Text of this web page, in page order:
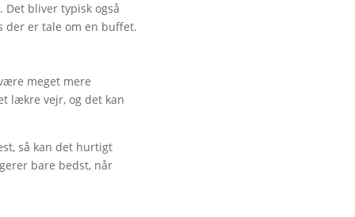
bliver typisk også
der er tale om en buffet.
meget mere
lækre vejr, og det kan
så kan det hurtigt
bare bedst, når